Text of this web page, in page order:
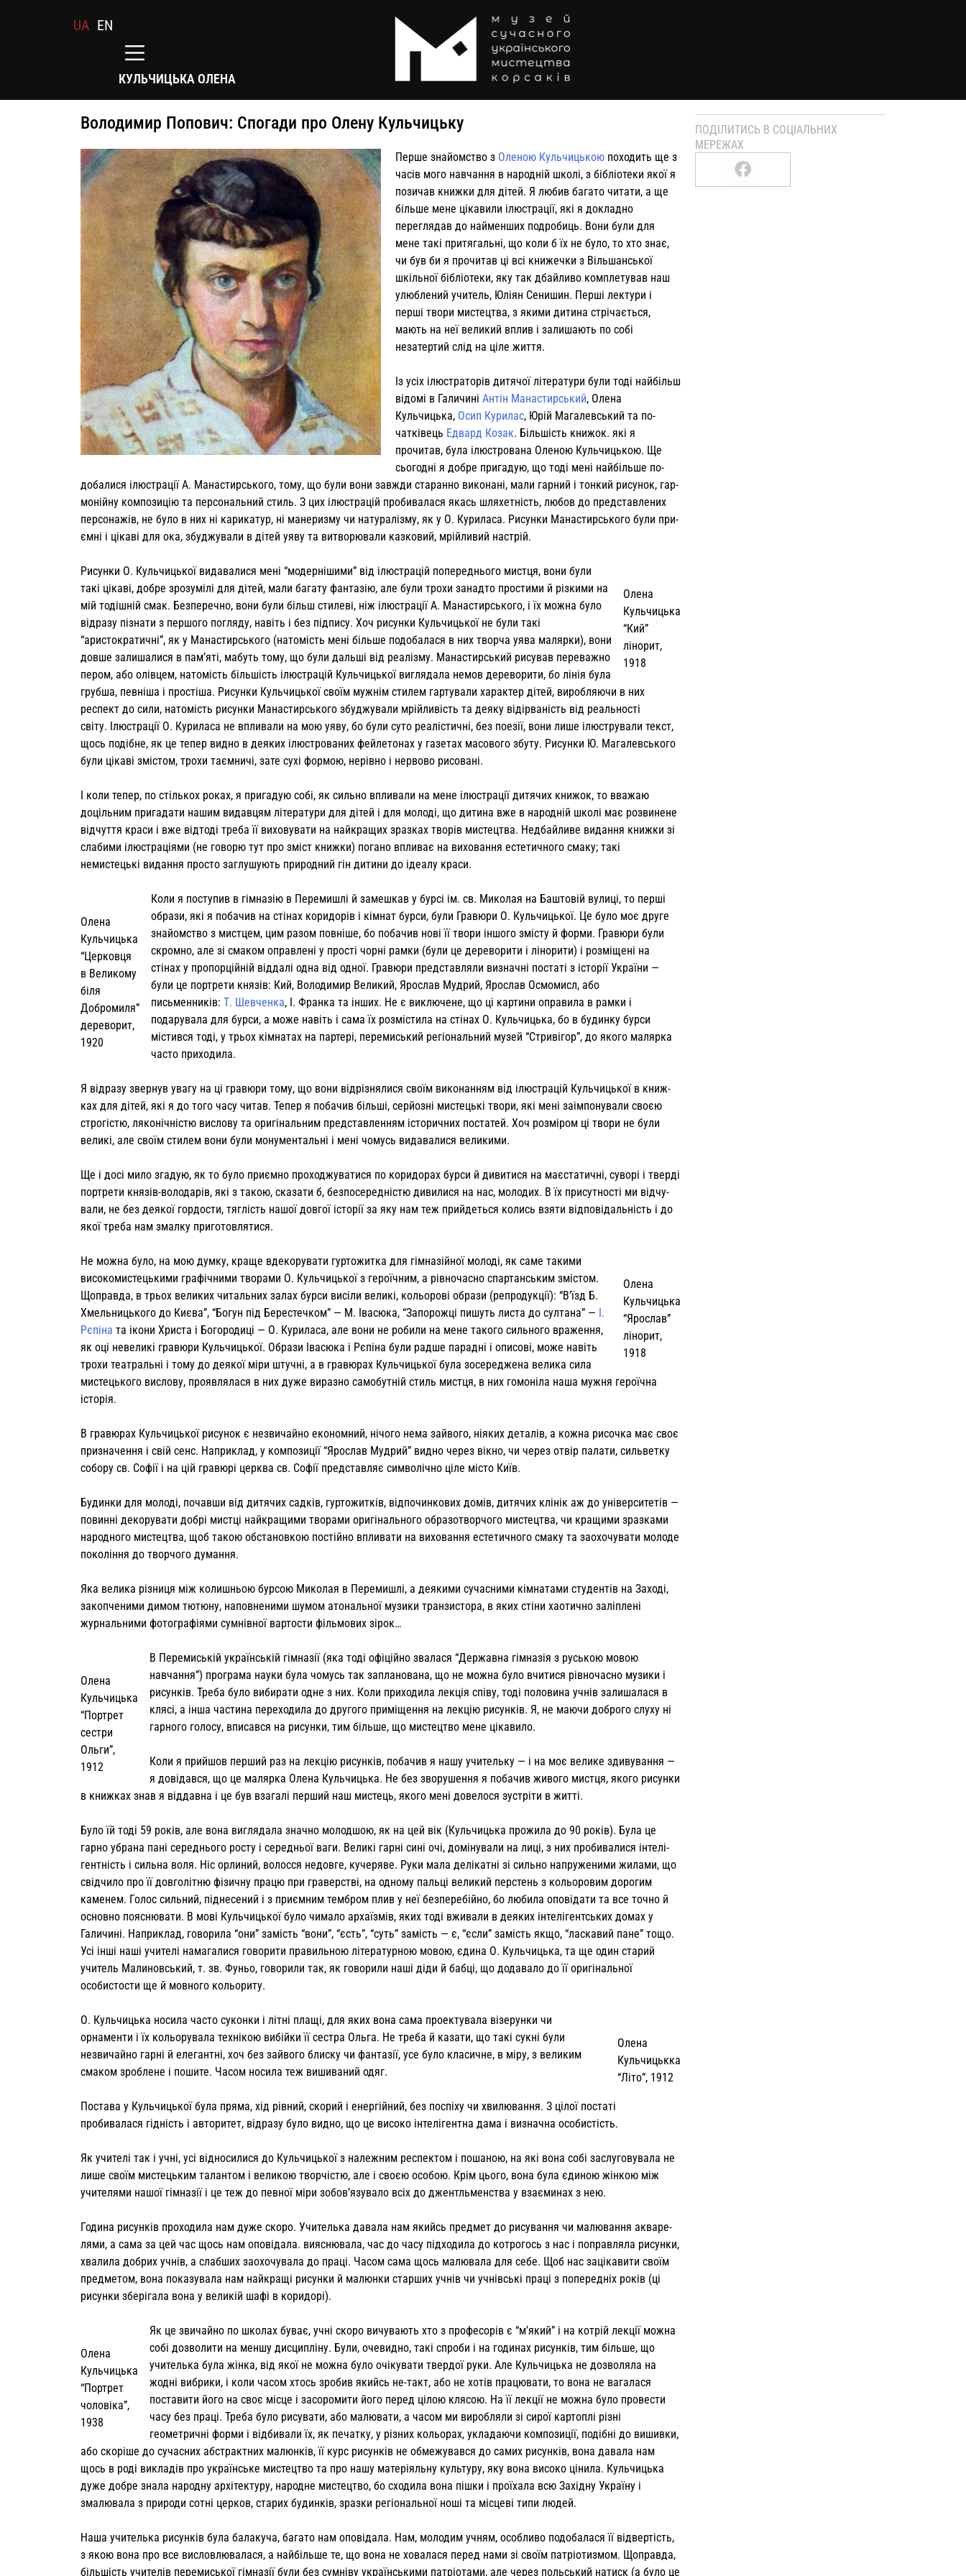
UA EN
КУЛЬЧИЦЬКА ОЛЕНА
Володимир Попович: Спогади про Олену Кульчицьку
Перше знайомство з Оленою Кульчицькоюпоходить ще з
часів мого на­вчання в народній школі, з бібліотеки якої я
позичав книжки для дітей. Я лю­бив багато читати, а ще
більше мене ціка­вили ілюстрації, які я докладно
переглядав до найменших подробиць. Вони були для
мене такі притягальні, що коли б їх не було, то хто знає,
чи був би я прочитав ці всі книжечки з Вільшанської
шкільної бібліо­теки, яку так дбайливо комплетував наш
улюблений учитель, Юліян Сенишин. Перші лектури і
перші твори мистецтва, з якими дитина стрічається,
мають на неї великий вплив і залишають по собі
незатертий слід на ціле життя.
Із усіх ілюстраторів дитячої літератури були тоді найбільш
відомі в Галичині Ан­тін Манастирський, Олена
Кульчицька, Осип Курилас, Юрій Магалевський та по­
чатківець Едвард Козак. Більшість кни­жок. які я
прочитав, була ілюстрована Оле­ною Кульчицькою. Ще
сьогодні я до­бре пригадую, що тоді мені найбільше по­
добалися ілюстрації А. Манастирського, тому, що були вони завжди старанно ви­конані, мали гарний і тонкий рисунок, гар­
монійну композицію та персональний стиль. З цих ілюстрацій пробивалася якась шляхетність, любов до представлених
пер­сонажів, не було в них ні карикатур, ні манеризму чи натуралізму, як у О. Куриласа. Рисунки Манастирського були при­
ємні і цікаві для ока, збуджували в дітей уяву та витворювали казковий, мрійливий настрій.
Олена
Кульчицька
“Кий”
лінорит,
1918
Рисунки О. Кульчицької видавалися мені “модернішими” від ілюстрацій попе­реднього мистця, вони були
такі цікаві, до­бре зрозумілі для дітей, мали багату фан­тазію, але були трохи занадто простими й різкими на
мій тодішній смак. Безпереч­но, вони були більш стилеві, ніж ілюстра­ції А. Манастирського, і їх можна було
відразу пізнати з першого погляду, навіть і без підпису. Хоч рисунки Кульчицької не були такі
“аристократичні”, як у Манастирського (натомість мені більше подобалася в них творча уява малярки), вони
довше залишалися в пам’яті, мабуть тому, що були дальші від реалізму. Манастирський рисував переважно
пе­ром, або олівцем, натомість більшість ілю­страцій Кульчицької виглядала немов де­реворити, бо лінія була
грубша, певніша і простіша. Рисунки Кульчицької своїм мужнім стилем гартували характер дітей, виробляючи в них
респект до сили, нато­мість рисунки Манастирського збуджували мрійливість та деяку відірваність від ре­альності
світу. Ілюстрації О. Куриласа не впливали на мою уяву, бо були суто реалістичні, без по­езії, вони лише ілюстрували текст,
щось подібне, як це тепер видно в деяких ілю­строваних фейлетонах у газетах масового збуту. Рисунки Ю. Магалевського
були цікаві змістом, трохи таємничі, зате сухі формою, нерівно і нервово рисовані.
І коли тепер, по стількох роках, я прига­дую собі, як сильно впливали на мене ілю­страції дитячих книжок, то вважаю
доціль­ним пригадати нашим видавцям літератури для дітей і для молоді, що дитина вже в на­родній школі має розвинене
відчуття краси і вже відтоді треба її виховувати на най­кращих зразках творів мистецтва. Недбай­ливе видання книжки зі
слабими ілюстра­ціями (не говорю тут про зміст книжки) погано впливає на виховання естетичного смаку; такі
немистецькі видання просто заглушують природний гін дитини до іде­алу краси.
Олена
Кульчицька
“Церковця
в Великому
біля
Добромиля”
дереворит,
1920
Коли я поступив в гімназію в Перемишлі й замешкав у бурсі ім. св. Миколая на Баштовій вулиці, то перші
образи, які я по­бачив на стінах коридорів і кімнат бурси, були Гравюри О. Кульчицької. Це було моє друге
знайомство з мистцем, цим разом повніше, бо побачив нові її твори іншого змісту й форми. Гравюри були
скромно, але зі смаком оправлені у прості чорні рамки (були це дереворити і лінорити) і розміщені на
стінах у пропорційній від­далі одна від одної. Гравюри представляли визначні постаті з історії України —
були це портрети князів: Кий, Володимир Вели­кий, Ярослав Мудрий, Ярослав Осмомисл, або
письменників: Т. Шевченка, І. Франка та інших. Не є виключене, що ці картини оправила в рамки і
подарувала для бурси, а може навіть і сама їх розмістила на сті­нах О. Кульчицька, бо в будинку бурси
містився тоді, у трьох кімнатах на партері, перемиський регіональний музей “Стривігор”, до якого малярка
часто прихо­дила.
Я відразу звернув увагу на ці гравюри тому, що вони відрізнялися своїм виконан­ням від ілюстрацій Кульчицької в книж­
ках для дітей, які я до того часу читав. Тепер я побачив більші, серйозні мистецькі твори, які мені заімпонували своєю
стро­гістю, ляконічністю вислову та оригіналь­ним представленням історичних постатей. Хоч розміром ці твори не були
великі, але своїм стилем вони були монументальні і мені чомусь видавалися великими.
Ще і досі мило згадую, як то було при­ємно проходжуватися по коридорах бурси й дивитися на маєстатичні, суворі і тверді
портрети князів-володарів, які з такою, сказати б, безпосередністю дивилися на нас, молодих. В їх присутності ми відчу­
вали, не без деякої гордости, тяглість нашої довгої історії за яку нам теж прийдеться колись взяти відповідальність і до
якої треба нам змалку приготовлятися.
Олена
Кульчицька
“Ярослав”
лінорит,
1918
Не можна було, на мою думку, краще вдекорувати гуртожитка для гімназійної молоді, як саме такими
високомистецькими графічними творами О. Кульчицької з ге­роїчним, а рівночасно спартанським змі­стом.
Щоправда, в трьох великих читальних залах бурси висіли великі, кольо­рові образи (репродукції): “В’їзд Б.
Хмель­ницького до Києва”, “Богун під Берестеч­ком” — М. Івасюка, “Запорожці пишуть листа до султана” — І.
Рєпіна та ікони Христа і Богородиці — О. Куриласа, але вони не робили на мене такого сильного враження,
як оці невеликі гравюри Куль­чицької. Образи Івасюка і Рєпіна були радше парадні і описові, може навіть
трохи театральні і тому до деякої міри штучні, а в гравюрах Кульчицької була зосере­джена велика сила
мистецького вислову, проявлялася в них дуже виразно самобут­ній стиль мистця, в них гомоніла наша мужня героїчна
історія.
В гравюрах Кульчицької рисунок є не­звичайно економний, нічого нема зайвого, ніяких деталів, а кожна рисочка має своє
призначення і свій сенс. Наприклад, у ком­позиції “Ярослав Мудрий” видно через вік­но, чи через отвір палати, сильветку
собору св. Софії і на цій гравюрі церква св. Со­фії представляє символічно ціле місто Київ.
Будинки для молоді, почавши від ди­тячих садків, гуртожитків, відпочинкових домів, дитячих клінік аж до університе­тів —
повинні декорувати добрі мистці най­кращими творами оригінального образо­творчого мистецтва, чи кращими зразками
народного мистецтва, щоб такою обстанов­кою постійно впливати на виховання есте­тичного смаку та заохочувати молоде
по­коління до творчого думання.
Яка велика різниця між колишньою бурсою Миколая в Перемишлі, а деякими сучасними кімнатами студентів на Заході,
закопченими димом тютюну, наповненими шумом атональної музики транзистора, в яких стіни хаотично заліплені
журналь­ними фотографіями сумнівної вартости фільмових зірок…
Олена
Кульчицька
“Портрет
сестри
Ольги”,
1912
В Перемиській українській гімназії (яка тоді офіційно звалася “Державна гімназія з руською мовою
навчання”) програма науки була чомусь так запланована, що не можна було вчитися рівночасно музики і
рисунків. Треба було вибирати одне з них. Коли приходила лекція співу, тоді поло­вина учнів залишалася в
клясі, а інша ча­стина переходила до другого приміщення на лекцію рисунків. Я, не маючи доброго слуху ні
гарного голосу, вписався на ри­сунки, тим більше, що мистецтво мене ці­кавило.
Коли я прийшов перший раз на лекцію рисунків, побачив я нашу учительку — і на моє велике здивування —
я довідався, що це малярка Олена Кульчицька. Не без зво­рушення я побачив живого мистця, якого рисунки
в книжках знав я віддавна і це був взагалі перший наш мистець, якого мені довелося зустріти в житті.
Було їй тоді 59 років, але вона вигля­дала значно молодшою, як на цей вік (Кульчицька прожила до 90 років). Була це
гарно убрана пані середнього росту і се­редньої ваги. Великі гарні сині очі, доміну­вали на лиці, з них пробивалися інтелі­
гентність і сильна воля. Ніс орлиний, во­лосся недовге, кучеряве. Руки мала делі­катні зі сильно напруженими жилами, що
свідчило про її довголітню фізичну працю при граверстві, на одному пальці великий перстень з кольоровим дорогим
каменем. Голос сильний, піднесений і з приємним тембром плив у неї безперебійно, бо лю­била оповідати та все точно й
основно по­яснювати. В мові Кульчицької було чимало архаїзмів, яких тоді вживали в деяких ін­телігентських домах у
Галичині. Наприклад, го­ворила “они” замість “вони”, “єсть”, “суть” замість — є, “єсли” замість якщо, “ласка­вий пане” тощо.
Усі інші наші учителі намагалися говорити правильною літературною мовою, єдина О. Кульчицька, та ще один старий
учитель Малиновський, т. зв. Фуньо, говорили так, як говорили наші діди й бабці, що додавало до її оригінальної
особистости ще й мовного кольориту.
Олена
Кульчицькка
“Літо”, 1912
О. Кульчицька носила часто суконки і літні плащі, для яких вона сама проекту­вала візерунки чи
орнаменти і їх кольорувала технікою вибійки її сестра Ольга. Не треба й казати, що такі сукні були
незвичайно гарні й елегантні, хоч без зайвого блиску чи фантазії, усе було класичне, в міру, з ве­ликим
смаком зроблене і пошите. Часом но­сила теж вишиваний одяг.
Постава у Кульчицької була пряма, хід рівний, скорий і енергійний, без поспіху чи хвилювання. З цілої постаті
пробивалася гідність і авторитет, відразу було видно, що це високо інтелігентна дама і визначна особистість.
Як учителі так і учні, усі відносилися до Кульчицької з належним респектом і по­шаною, на які вона собі заслуговувала не
лише своїм мистецьким талантом і вели­кою творчістю, але і своєю особою. Крім цього, вона була єдиною жінкою між
учи­телями нашої гімназії і це теж до певної міри зобов’язувало всіх до джентльменства у взаєминах з нею.
Година рисунків проходила нам дуже скоро. Учителька давала нам якийсь пред­мет до рисування чи малювання акваре­
лями, а сама за цей час щось нам опові­дала. вияснювала, час до часу підходила до котрогось з нас і поправляла рисунки,
хвалила добрих учнів, а слабших заохочу­вала до праці. Часом сама щось малювала для себе. Щоб нас зацікавити своїм
пред­метом, вона показувала нам найкращі ри­сунки й малюнки старших учнів чи учнів­ські праці з попередніх років (ці
рисунки зберігала вона у великій шафі в коридорі).
Олена
Кульчицька
“Портрет
чоловіка”,
1938
Як це звичайно по школах буває, учні скоро вичувають хто з професорів є “м’я­кий” і на котрій лекції можна
собі дозво­лити на меншу дисципліну. Були, очевид­но, такі спроби і на годинах рисунків, тим більше, що
учителька була жінка, від якої не можна було очікувати твердої руки. Але Кульчицька не дозволяла на
жодні вибри­ки, і коли часом хтось зробив якийсь не-такт, або не хотів працювати, то вона не вагалася
поставити його на своє місце і засоромити його перед цілою клясою. На її лекції не можна було провести
часу без праці. Треба було рисувати, або малювати, а часом ми виробляли зі сирої картоплі різні
геометричні форми і відбивали їх, як печатку, у різних кольорах, укладаючи композиції, подібні до вишивки,
або ско­ріше до сучасних абстрактних малюнків, її курс рисунків не обмежувався до самих рисунків, вона давала нам
щось в роді ви­кладів про українське мистецтво та про нашу матеріяльну культуру, яку вона ви­соко цінила. Кульчицька
дуже добре знала народну архітектуру, народне мистецтво, бо сходила вона пішки і проїхала всю Західну Україну і
змалювала з природи сотні цер­ков, старих будинків, зразки регіональної ноші та місцеві типи людей.
Наша учителька рисунків була балаку­ча, багато нам оповідала. Нам, молодим учням, особливо подобалася її відвертість,
з якою вона про все висловлювалася, а найбільше те, що вона не ховалася перед нами зі своїм патріотизмом. Що­правда,
більшість учителів перемиської гімназії були без сумніву українськими патріотами, але через польський натиск (а було це
ПОДІЛИТИСЬ В СОЦІАЛЬНИХ
МЕРЕЖАХ